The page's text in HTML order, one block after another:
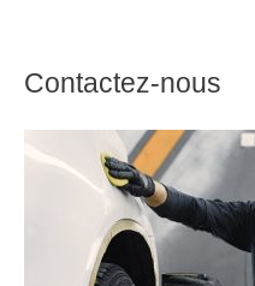
Contactez-nous